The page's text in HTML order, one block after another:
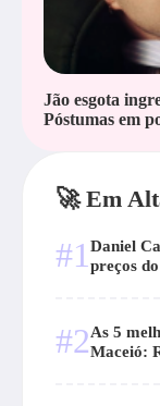
Jão esgota
Póstumas em
🚀 Em
#1 Daniel
preços
#2As 5
Maceió: